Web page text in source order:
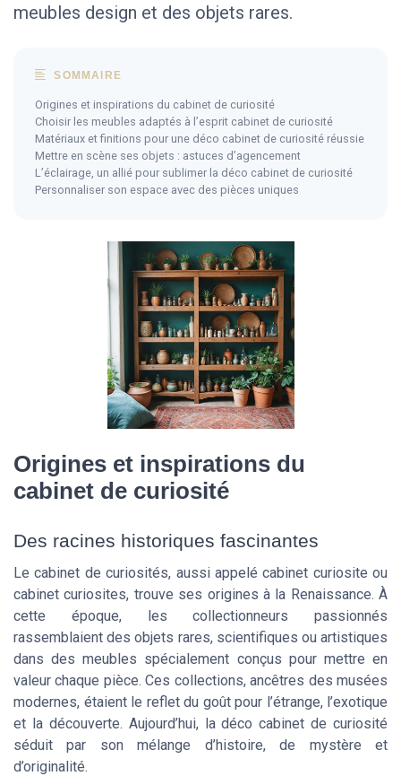
meubles design et des objets rares.
SOMMAIRE
Origines et inspirations du cabinet de curiosité
Choisir les meubles adaptés à l’esprit cabinet de curiosité
Matériaux et finitions pour une déco cabinet de curiosité réussie
Mettre en scène ses objets : astuces d’agencement
L’éclairage, un allié pour sublimer la déco cabinet de curiosité
Personnaliser son espace avec des pièces uniques
Origines et inspirations du
cabinet de curiosité
Des racines historiques fascinantes
Le cabinet de curiosités, aussi appelé cabinet curiosite ou
cabinet curiosites, trouve ses origines à la Renaissance. À
cette époque, les collectionneurs passionnés
rassemblaient des objets rares, scientifiques ou artistiques
dans des meubles spécialement conçus pour mettre en
valeur chaque pièce. Ces collections, ancêtres des musées
modernes, étaient le reflet du goût pour l’étrange, l’exotique
et la découverte. Aujourd’hui, la déco cabinet de curiosité
séduit par son mélange d’histoire, de mystère et
d’originalité.